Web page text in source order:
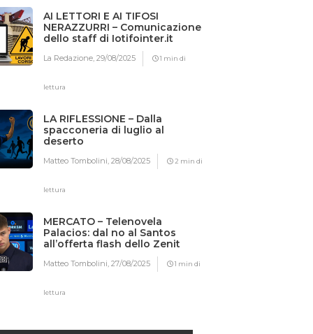
AI LETTORI E AI TIFOSI
NERAZZURRI – Comunicazione
dello staff di Iotifointer.it
La Redazione,29/08/2025 1 min di
lettura
LA RIFLESSIONE – Dalla
spacconeria di luglio al
deserto
Matteo Tombolini,28/08/2025 2 min di
lettura
MERCATO – Telenovela
Palacios: dal no al Santos
all’offerta flash dello Zenit
Matteo Tombolini,27/08/2025 1 min di
lettura